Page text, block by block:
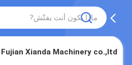
Fujian Xianda Machinery co.,ltd